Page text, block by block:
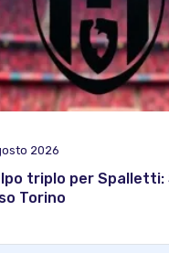
2026
triplo per Spalletti:
Torino